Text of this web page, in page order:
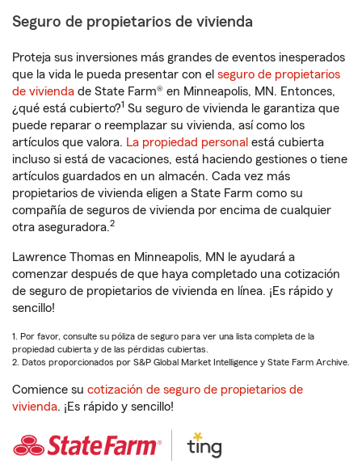
Seguro de propietarios de vivienda
Proteja sus inversiones más grandes de eventos inesperados
que la vida le pueda presentar con el seguro de propietarios
de vivienda de State Farm® en Minneapolis, MN. Entonces,
¿qué está cubierto?1 Su seguro de vivienda le garantiza que
puede reparar o reemplazar su vivienda, así como los
artículos que valora. La propiedad personal está cubierta
incluso si está de vacaciones, está haciendo gestiones o tiene
artículos guardados en un almacén. Cada vez más
propietarios de vivienda eligen a State Farm como su
compañía de seguros de vivienda por encima de cualquier
otra aseguradora.2
Lawrence Thomas en Minneapolis, MN le ayudará a
comenzar después de que haya completado una cotización
de seguro de propietarios de vivienda en línea. ¡Es rápido y
sencillo!
1. Por favor, consulte su póliza de seguro para ver una lista completa de la
propiedad cubierta y de las pérdidas cubiertas.
2. Datos proporcionados por S&P Global Market Intelligence y State Farm Archive.
Comience su cotización de seguro de propietarios de
vivienda. ¡Es rápido y sencillo!